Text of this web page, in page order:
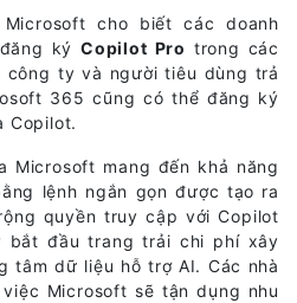
Microsoft cho biết các doanh
đăng kýCopilot Pro trong các
công ty và người tiêu dùng trả
365 cũng có thể đăng ký
Copilot.
Microsoft mang đến khả năng
lệnh ngắn gọn được tạo ra
quyền truy cập với Copilot
bắt đầu trang trải chi phí xây
tâm dữ liệu hỗ trợ AI. Các nhà
Microsoft sẽ tận dụng nhu